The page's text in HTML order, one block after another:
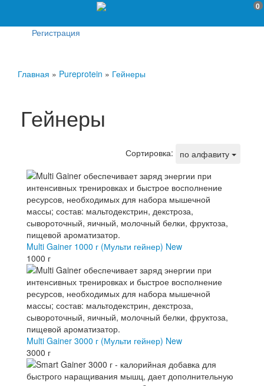
0
Регистрация
Главная » Pureprotein » Гейнеры
Гейнеры
Сортировка: по алфавиту
Multi Gainer 1000 г (Мульти гейнер) New
1000 г
Multi Gainer 3000 г (Мульти гейнер) New
3000 г